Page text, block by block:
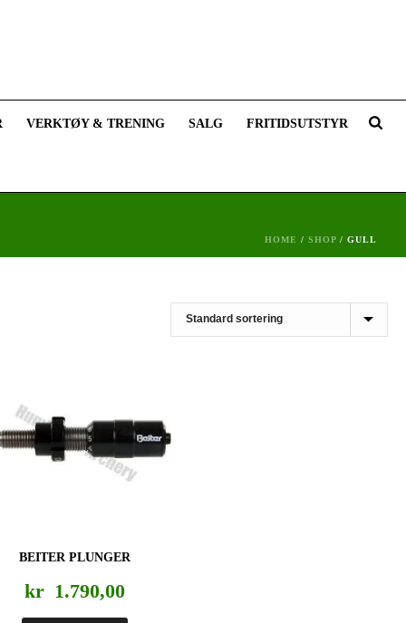
VERKTØY & TRENING SALG FRITIDSUTSTYR
HOME / SHOP / GULL
BEITER PLUNGER
kr 1.790,00